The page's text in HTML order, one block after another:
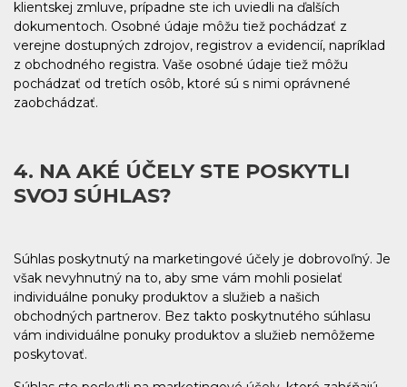
klientskej zmluve, prípadne ste ich uviedli na ďalších
dokumentoch. Osobné údaje môžu tiež pochádzať z
verejne dostupných zdrojov, registrov a evidencií, napríklad
z obchodného registra. Vaše osobné údaje tiež môžu
pochádzať od tretích osôb, ktoré sú s nimi oprávnené
zaobchádzať.
4. NA AKÉ ÚČELY STE POSKYTLI
SVOJ SÚHLAS?
Súhlas poskytnutý na marketingové účely je dobrovoľný. Je
však nevyhnutný na to, aby sme vám mohli posielať
individuálne ponuky produktov a služieb a našich
obchodných partnerov. Bez takto poskytnutého súhlasu
vám individuálne ponuky produktov a služieb nemôžeme
poskytovať.